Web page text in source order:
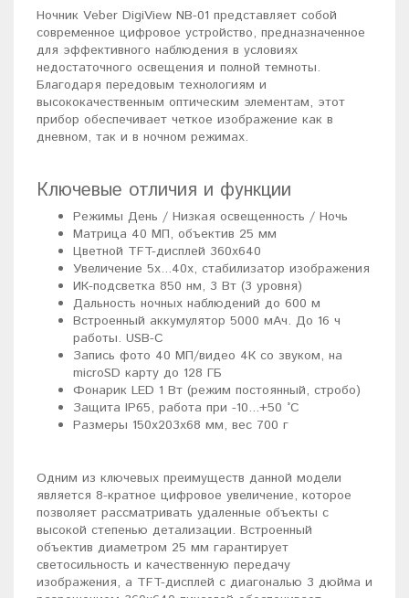
Ночник Veber DigiView NB-01 представляет собой
современное цифровое устройство, предназначенное
для эффективного наблюдения в условиях
недостаточного освещения и полной темноты.
Благодаря передовым технологиям и
высококачественным оптическим элементам, этот
прибор обеспечивает четкое изображение как в
дневном, так и в ночном режимах.
Ключевые отличия и функции
Режимы День / Низкая освещенность / Ночь
Матрица 40 МП, объектив 25 мм
Цветной TFT-дисплей 360x640
Увеличение 5x...40x, стабилизатор изображения
ИК-подсветка 850 нм, 3 Вт (3 уровня)
Дальность ночных наблюдений до 600 м
Встроенный аккумулятор 5000 мАч. До 16 ч
работы. USB-C
Запись фото 40 МП/видео 4К со звуком, на
microSD карту до 128 ГБ
Фонарик LED 1 Вт (режим постоянный, стробо)
Защита IP65, работа при -10...+50 °C
Размеры 150x203x68 мм, вес 700 г
Одним из ключевых преимуществ данной модели
является 8-кратное цифровое увеличение, которое
позволяет рассматривать удаленные объекты с
высокой степенью детализации. Встроенный
объектив диаметром 25 мм гарантирует
светосильность и качественную передачу
изображения, а TFT-дисплей с диагональю 3 дюйма и